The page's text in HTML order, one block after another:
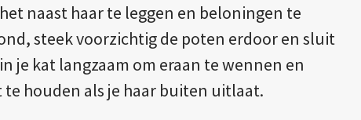
naast haar te leggen en beloningen te
steek voorzichtig de poten erdoor en sluit
je kat langzaam om eraan te wennen en
houden als je haar buiten uitlaat.